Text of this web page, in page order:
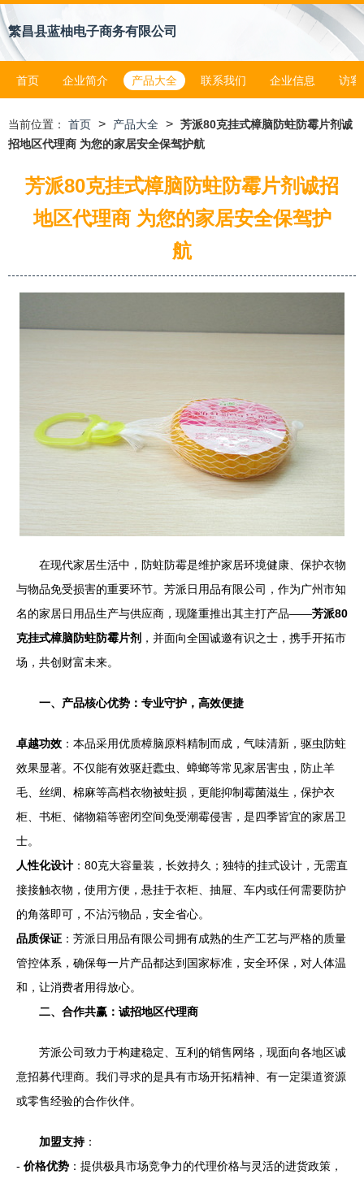
繁昌县蓝柚电子商务有限公司
首页 企业简介 产品大全 联系我们 企业信息 访客
当前位置： 首页 > 产品大全 > 芳派80克挂式樟脑防蛀防霉片剂诚
招地区代理商 为您的家居安全保驾护航
芳派80克挂式樟脑防蛀防霉片剂诚招
地区代理商 为您的家居安全保驾护
航
在现代家居生活中，防蛀防霉是维护家居环境健康、保护衣物
与物品免受损害的重要环节。芳派日用品有限公司，作为广州市知
名的家居日用品生产与供应商，现隆重推出其主打产品——芳派80
克挂式樟脑防蛀防霉片剂 ，并面向全国诚邀有识之士，携手开拓市
场，共创财富未来。
一、产品核心优势：专业守护，高效便捷
卓越功效 ：本品采用优质樟脑原料精制而成，气味清新，驱虫防蛀
效果显著。不仅能有效驱赶蠹虫、蟑螂等常见家居害虫，防止羊
毛、丝绸、棉麻等高档衣物被蛀损，更能抑制霉菌滋生，保护衣
柜、书柜、储物箱等密闭空间免受潮霉侵害，是四季皆宜的家居卫
士。
人性化设计 ：80克大容量装，长效持久；独特的挂式设计，无需直
接接触衣物，使用方便，悬挂于衣柜、抽屉、车内或任何需要防护
的角落即可，不沾污物品，安全省心。
品质保证 ：芳派日用品有限公司拥有成熟的生产工艺与严格的质量
管控体系，确保每一片产品都达到国家标准，安全环保，对人体温
和，让消费者用得放心。
二、合作共赢：诚招地区代理商
芳派公司致力于构建稳定、互利的销售网络，现面向各地区诚
意招募代理商。我们寻求的是具有市场开拓精神、有一定渠道资源
或零售经验的合作伙伴。
加盟支持：
- 价格优势 ：提供极具市场竞争力的代理价格与灵活的进货政策，